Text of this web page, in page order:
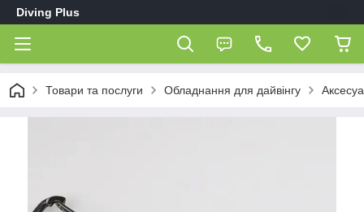
Diving Plus
Товари та послуги Обладнання для дайвінгу